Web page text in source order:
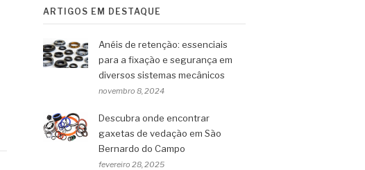
ARTIGOS EM DESTAQUE
Anéis de retenção: essenciais
para a fixação e segurança em
diversos sistemas mecânicos
novembro 8, 2024
Descubra onde encontrar
gaxetas de vedação em São
Bernardo do Campo
fevereiro 28, 2025